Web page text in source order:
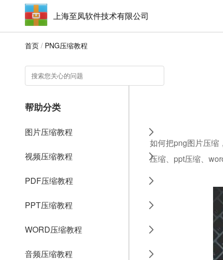
上海至凤软件技术有限公司
首页 / PNG压缩教程
帮助分类
图片压缩教程
视频压缩教程
PDF压缩教程
PPT压缩教程
WORD压缩教程
音频压缩教程
如何把png图片压缩
压缩、ppt压缩、